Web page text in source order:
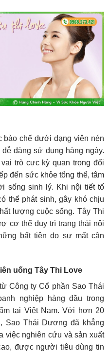
bào chế dưới dạng viên nén
dàng sử dụng hàng ngày.
trò cực kỳ quan trọng đối
đến sức khỏe tổng thể, tâm
sống sinh lý. Khi nội tiết tố
thể phát sinh, gây khó chịu
lượng cuộc sống. Tây Thi
cơ thể duy trì trạng thái nội
bất tiện do sự mất cân
uống Tây Thi Love
Công ty Cổ phần Sao Thái
nghiệp hàng đầu trong
tại Việt Nam. Với hơn 20
Sao Thái Dương đã khẳng
việc nghiên cứu và sản xuất
được người tiêu dùng tin